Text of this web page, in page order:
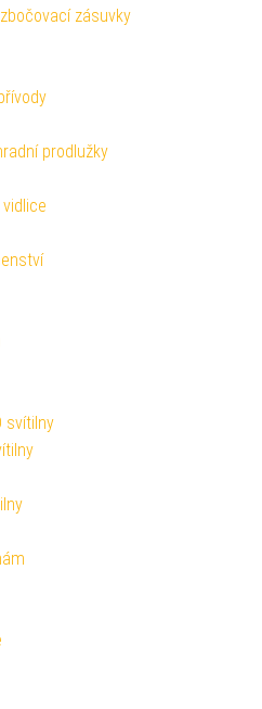
zásuvky
prodlužky
svítilny